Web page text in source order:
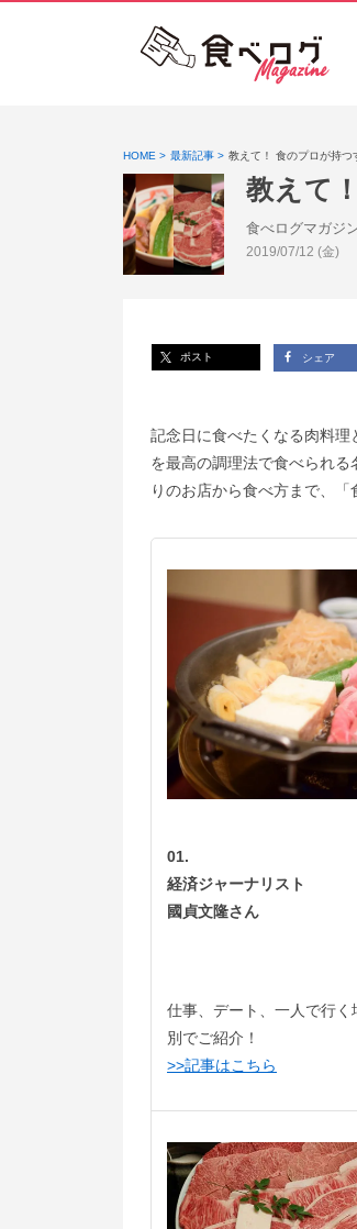
HOME 最新記事 教えて！ 食のプロが持つ
教えて
食べログマガジ
投稿日:
2019/07/12 (金)
ポスト シェア
記念日に食べたくなる肉料
を最高の調理法で食べられ
りのお店から食べ方まで、「
01.
経済ジャーナリスト
國貞文隆さん
仕事、デート、一人で行
別でご紹介！
>>記事はこちら